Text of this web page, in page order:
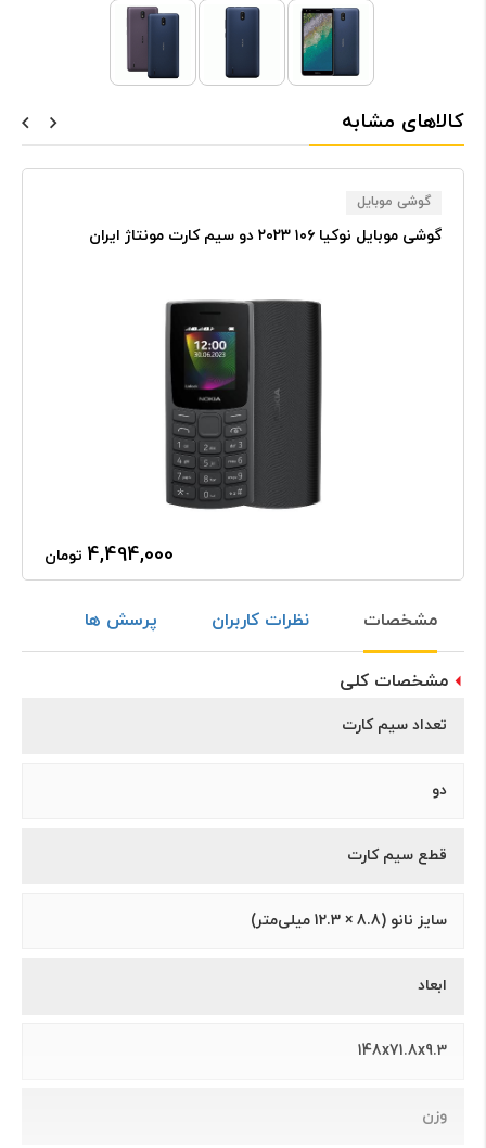
کالاهای مشابه
گوشی موبایل
گوشی موبایل نوکیا ۱۰۶ ۲۰۲۳ دو سیم‌ کارت مونتاژ ایران
4,494,000 تومان
مشخصات نظرات کاربران پرسش ها
مشخصات کلی
تعداد سیم کارت
دو
قطع سیم کارت
سایز نانو (8.8 × 12.3 میلی‌متر)
ابعاد
148x71.8x9.3
وزن